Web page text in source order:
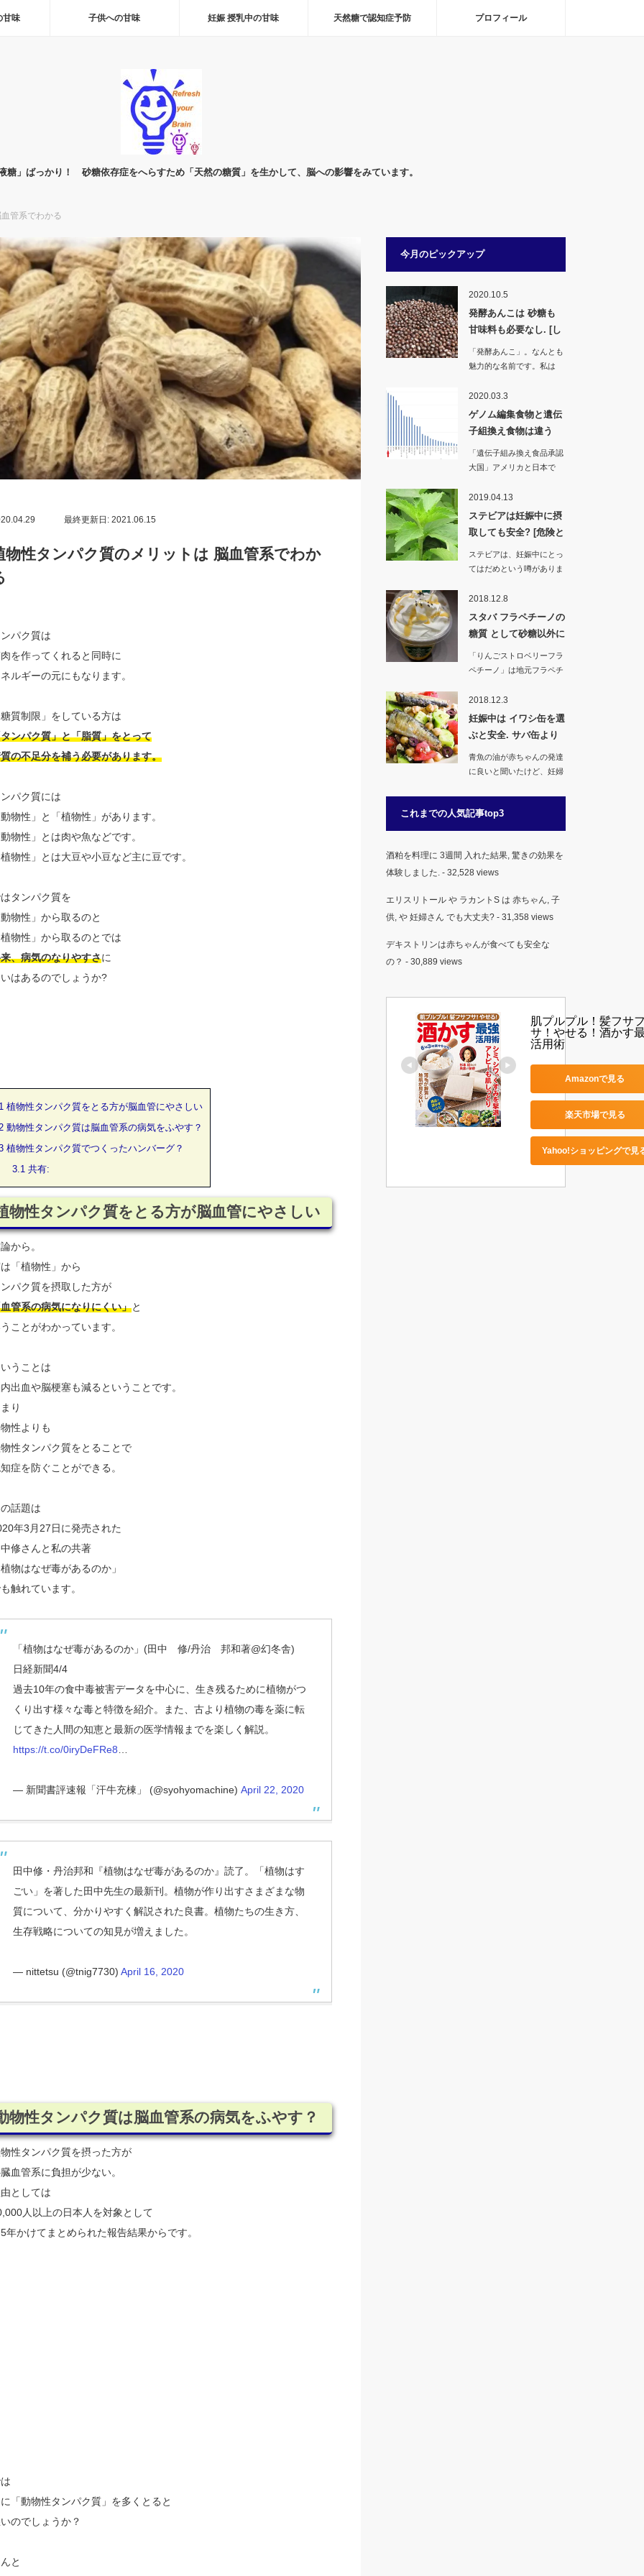
甘味 子供への甘味 妊娠 授乳中の甘味 天然糖で認知症予防 プロフィール
糖」ばっかり！ 砂糖依存症をへらすため「天然の糖質」を生かして、脳への影響をみています。
管系でわかる
最終更新日: 2021.06.15
物性タンパク質のメリットは 脳血管系でわか
パク質は
を作ってくれると同時に
ルギーの元にもなります。
質制限」をしている方は
ンパク質」と「脂質」をとって
の不足分を補う必要があります。
パク質には
物性」と「植物性」があります。
物性」とは肉や魚などです。
物性」とは大豆や小豆など主に豆です。
タンパク質を
物性」から取るのと
物性」から取るのとでは
、病気のなりやすさに
はあるのでしょうか?
植物性タンパク質をとる方が脳血管にやさしい
動物性タンパク質は脳血管系の病気をふやす？
植物性タンパク質でつくったハンバーグ？
3.1 共有:
物性タンパク質をとる方が脳血管にやさしい
から。
「植物性」から
パク質を摂取した方が
管系の病気になりにくい」と
ことがわかっています。
うことは
出血や脳梗塞も減るということです。
り
性よりも
性タンパク質をとることで
症を防ぐことができる。
話題は
年3月27日に発売された
修さんと私の共著
物はなぜ毒があるのか」
触れています。
「植物はなぜ毒があるのか」(田中 修/丹治 邦和著@幻冬舎)
日経新聞4/4
過去10年の食中毒被害データを中心に、生き残るために植物がつ
くり出す様々な毒と特徴を紹介。また、古より植物の毒を薬に転
じてきた人間の知恵と最新の医学情報までを楽しく解説。
https://t.co/0iryDeFRe8
— 新聞書評速報「汗牛充棟」 (@syohyomachine) April 22, 2020
田中修・丹治邦和『植物はなぜ毒があるのか』読了。「植物はす
ごい」を著した田中先生の最新刊。植物が作り出すさまざまな物
質について、分かりやすく解説された良書。植物たちの生き方、
生存戦略についての知見が増えました。
— nittetsu (@tnig7730) April 16, 2020
物性タンパク質は脳血管系の病気をふやす？
性タンパク質を摂った方が
血管系に負担が少ない。
としては
人以上の日本人を対象として
年かけてまとめられた報告結果からです。
「動物性タンパク質」を多くとると
のでしょうか？
と
今月のピックアップ
2020.10.5
発酵あんこは 砂糖も
甘味料も必要なし. [し
かし…
「発酵あんこ」。なんとも
魅力的な名前です。私は
2020.03.3
ゲノム編集食物と遺伝
子組換え食物は違う
の? [赤…
「遺伝子組み換え食品承認
大国」アメリカと日本で
2019.04.13
ステビアは妊娠中に摂
取しても安全? [危険と
された…
ステビアは、妊娠中にとっ
てはだめという噂がありま
2018.12.8
スタバ フラペチーノの
糖質 として砂糖以外に
入っ…
「りんごストロベリーフラ
ペチーノ」は地元フラペチ
森…
2018.12.3
妊娠中は イワシ缶を選
ぶと安全. サバ缶より
安心な…
青魚の油が赤ちゃんの発達
に良いと聞いたけど、妊婦
これまでの人気記事top3
酒粕を料理に 3週間 入れた結果, 驚きの効果を
体験しました.- 32,528 views
エリスリトール や ラカントS は 赤ちゃん, 子
供, や 妊婦さん でも大丈夫?- 31,358 views
デキストリンは赤ちゃんが食べても安全な
の？ - 30,889 views
肌プルプル！髪フサ
サ！やせる！酒かす
活用術
Amazonで見る
楽天市場で見る
Yahoo!ショッピングで見